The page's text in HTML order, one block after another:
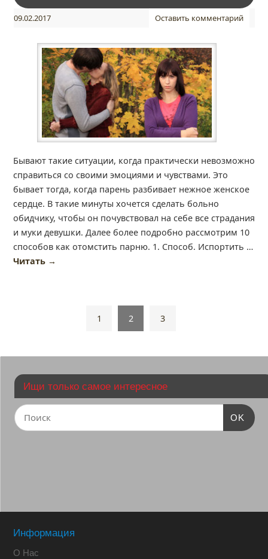
09.02.2017 Оставить комментарий
Бывают такие ситуации, когда практически невозможно
справиться со своими эмоциями и чувствами. Это
бывает тогда, когда парень разбивает нежное женское
сердце. В такие минуты хочется сделать больно
обидчику, чтобы он почувствовал на себе все страдания
и муки девушки. Далее более подробно рассмотрим 10
способов как отомстить парню. 1. Способ. Испортить …
Читать →
1 2 3
Ищи только самое интересное
OK
Информация
О Нас